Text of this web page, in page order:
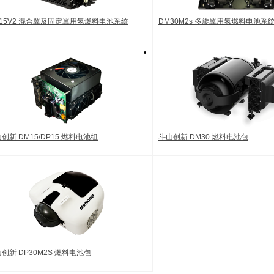
混合翼及固定翼用氢燃料电池系统 DM30M2s 多旋翼用氢燃料电池系
创新 DM15/DP15 燃料电池组 斗山创新 DM30 燃料电池包
创新 DP30M2S 燃料电池包